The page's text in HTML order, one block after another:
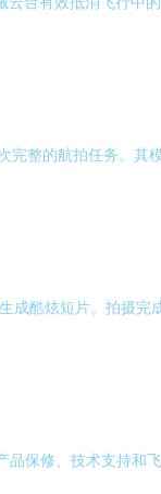
整的航拍任务。其
成酷炫短片。拍摄完
保修、技术支持和